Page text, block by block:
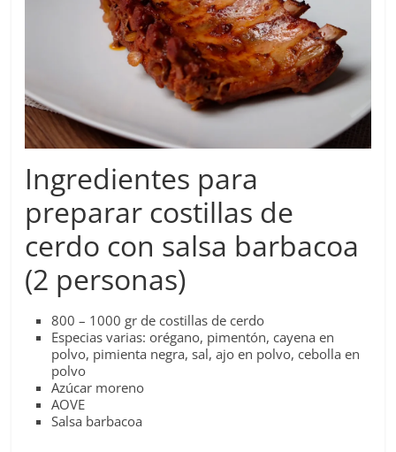
Ingredientes para
preparar costillas de
cerdo con salsa barbacoa
(2 personas)
800 – 1000 gr de costillas de cerdo
Especias varias: orégano, pimentón, cayena en
polvo, pimienta negra, sal, ajo en polvo, cebolla en
polvo
Azúcar moreno
AOVE
Salsa barbacoa